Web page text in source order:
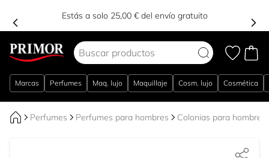
Estás a solo 25,00 € del envío gratuito
Marcas Perfumes Maq. lujo Maquillaje Cosm. lujo Cosmética
Perfumes Perfumes para hombres Colonias para hombres